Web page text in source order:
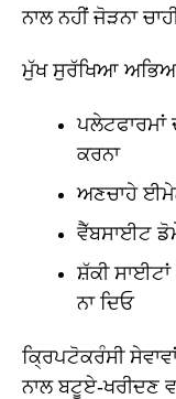
ਨਾਲ ਨਹੀਂ ਜੋੜਨਾ
ਮੁੱਖ ਸੁਰੱਖਿਆ
ਪਲੇਟਫਾਰਮਾਂ
ਕਰਨਾ
ਅਣਚਾਹੇ
ਵੈੱਬਸਾਈਟ
ਸ਼ੱਕੀ
ਨਾ ਦਿਓ
ਕ੍ਰਿਪਟੋਕਰੰਸੀ
ਨਾਲ ਬਟੂਏ-ਖਰੀਦਣ